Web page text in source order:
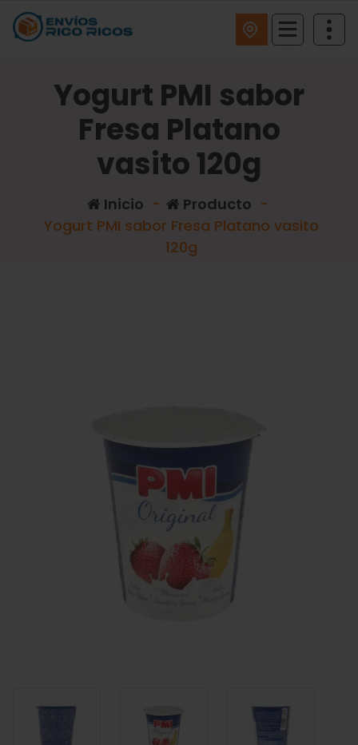
Yogurt PMI sabor
Fresa Platano
vasito 120g
Inicio - Producto -
Yogurt PMI sabor Fresa Platano vasito
120g